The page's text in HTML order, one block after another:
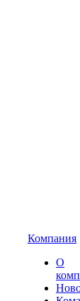
Компания
О